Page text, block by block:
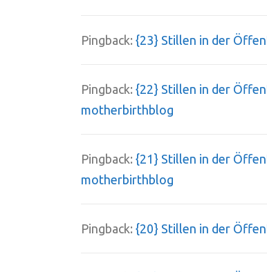
Pingback: {23} Stillen in der
Pingback: {22} Stillen in der
motherbirthblog
Pingback: {21} Stillen in der
motherbirthblog
Pingback: {20} Stillen in der